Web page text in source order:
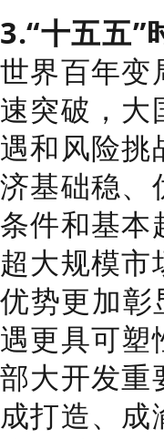
3.“十五五”
世界百年变
速突破，大
遇和风险挑
济基础稳、
条件和基本
超大规模
优势更加彰
遇更具可塑
部大开发重
成打造、